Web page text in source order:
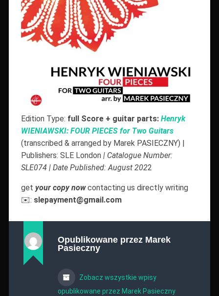
Edition Type: full Score + guitar parts: Henryk
WIENIAWSKI: FOUR PIECES for Two Guitars
(transcribed & arranged by Marek PASIECZNY) |
Publishers: SLE London| Catalogue Number:
SLE074 | Date Published: August 2022
get your copy nowcontacting us directly writing
✉️: slepayment@gmail.com
Opublikowane przez Marek
Pasieczny
Zobacz wszystkie wpisy
opublikowane przez Marek Pasieczny